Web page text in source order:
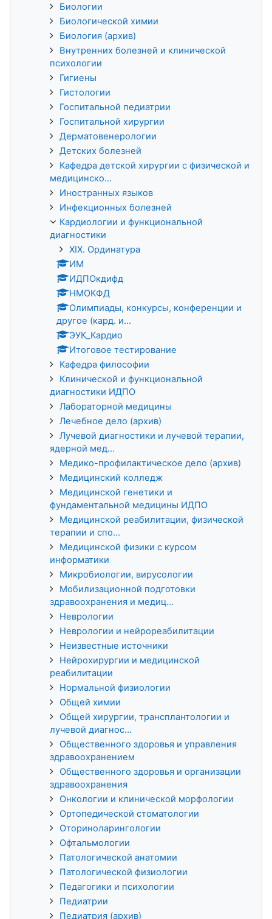
Биологии
Биологической химии
Биология (архив)
Внутренних болезней и клинической
психологии
Гигиены
Гистологии
Госпитальной педиатрии
Госпитальной хирургии
Дерматовенерологии
Детских болезней
Кафедра детской хирургии с физической и
медицинско...
Иностранных языков
Инфекционных болезней
Кардиологии и функциональной
диагностики
XIX. Ординатура
ИМ
ИДПОкдифд
НМОКФД
Олимпиады, конкурсы, конференции и
другое (кард. и...
ЭУК_Кардио
Итоговое тестирование
Кафедра философии
Клинической и функциональной
диагностики ИДПО
Лабораторной медицины
Лечебное дело (архив)
Лучевой диагностики и лучевой терапии,
ядерной мед...
Медико-профилактическое дело (архив)
Медицинский колледж
Медицинской генетики и
фундаментальной медицины ИДПО
Медицинской реабилитации, физической
терапии и спо...
Медицинской физики с курсом
информатики
Микробиологии, вирусологии
Мобилизационной подготовки
здравоохранения и медиц...
Неврологии
Неврологии и нейрореабилитации
Неизвестные источники
Нейрохирургии и медицинской
реабилитации
Нормальной физиологии
Общей химии
Общей хирургии, трансплантологии и
лучевой диагнос...
Общественного здоровья и управления
здравоохранением
Общественного здоровья и организации
здравоохранения
Онкологии и клинической морфологии
Ортопедической стоматологии
Оториноларингологии
Офтальмологии
Патологической анатомии
Патологической физиологии
Педагогики и психологии
Педиатрии
Педиатрия (архив)